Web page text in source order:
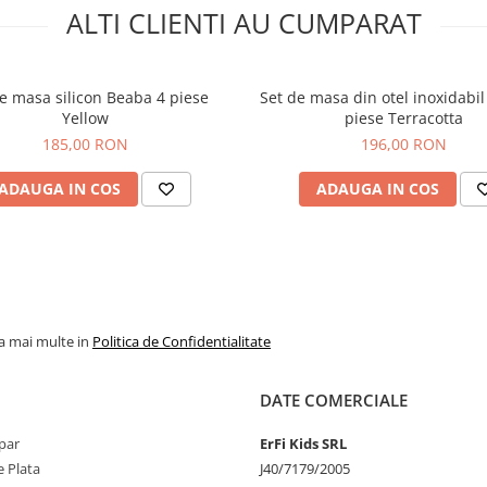
ALTI CLIENTI AU CUMPARAT
masa silicon Beaba 4 piese
Yellow
185,00 RON
IN COS
Set de masa din otel inoxidabil
piese Terracotta
196,00 RON
ADAUGA IN COS
mai multe in Politica de Confidentialitate
Plata
DATE COMERCIALE
ErFi Kids SRL
J40/7179/2005